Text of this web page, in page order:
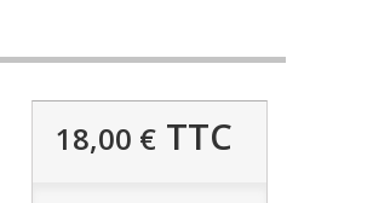
18,00 €TTC